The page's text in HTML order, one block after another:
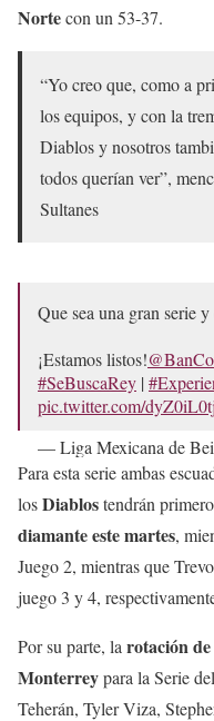
Nortecon un 53-37.
“Yo creo que, como a
los equipos, y con la
Diablos y nosotros
todos querían ver”,
Sultanes
Que sea una gran serie
¡Estamos listos!
#SeBuscaRey |
pic.twitter.com/
— Liga Mexicana de
3, 2024
Para esta serie ambas
losDiablostendrán
diamante este martes,
Juego 2, mientras que
juego 3 y 4,
Por su parte, la rotación
Monterreypara la Serie
Teherán, Tyler Viza,